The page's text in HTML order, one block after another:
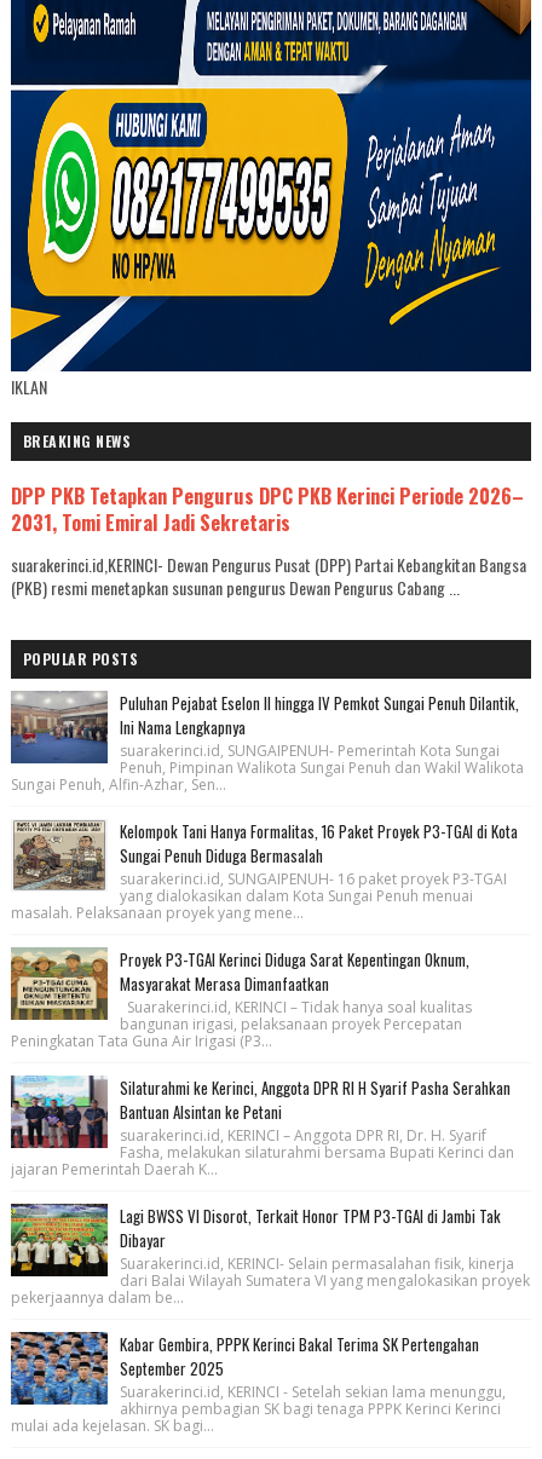
IKLAN
BREAKING NEWS
DPP PKB Tetapkan Pengurus DPC PKB Kerinci Periode 2026–
2031, Tomi Emiral Jadi Sekretaris
suarakerinci.id,KERINCI- Dewan Pengurus Pusat (DPP) Partai Kebangkitan Bangsa
(PKB) resmi menetapkan susunan pengurus Dewan Pengurus Cabang ...
POPULAR POSTS
Puluhan Pejabat Eselon II hingga IV Pemkot Sungai Penuh Dilantik,
Ini Nama Lengkapnya
suarakerinci.id, SUNGAIPENUH- Pemerintah Kota Sungai
Penuh, Pimpinan Walikota Sungai Penuh dan Wakil Walikota
Sungai Penuh, Alfin-Azhar, Sen...
Kelompok Tani Hanya Formalitas, 16 Paket Proyek P3-TGAI di Kota
Sungai Penuh Diduga Bermasalah
suarakerinci.id, SUNGAIPENUH- 16 paket proyek P3-TGAI
yang dialokasikan dalam Kota Sungai Penuh menuai
masalah. Pelaksanaan proyek yang mene...
Proyek P3-TGAI Kerinci Diduga Sarat Kepentingan Oknum,
Masyarakat Merasa Dimanfaatkan
Suarakerinci.id, KERINCI – Tidak hanya soal kualitas
bangunan irigasi, pelaksanaan proyek Percepatan
Peningkatan Tata Guna Air Irigasi (P3...
Silaturahmi ke Kerinci, Anggota DPR RI H Syarif Pasha Serahkan
Bantuan Alsintan ke Petani
suarakerinci.id, KERINCI – Anggota DPR RI, Dr. H. Syarif
Fasha, melakukan silaturahmi bersama Bupati Kerinci dan
jajaran Pemerintah Daerah K...
Lagi BWSS VI Disorot, Terkait Honor TPM P3-TGAI di Jambi Tak
Dibayar
Suarakerinci.id, KERINCI- Selain permasalahan fisik, kinerja
dari Balai Wilayah Sumatera VI yang mengalokasikan proyek
pekerjaannya dalam be...
Kabar Gembira, PPPK Kerinci Bakal Terima SK Pertengahan
September 2025
Suarakerinci.id, KERINCI - Setelah sekian lama menunggu,
akhirnya pembagian SK bagi tenaga PPPK Kerinci Kerinci
mulai ada kejelasan. SK bagi...